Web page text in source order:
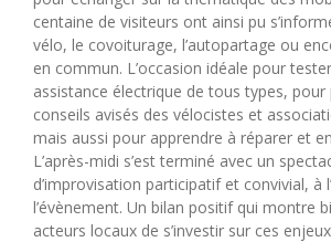
centaine de visiteurs ont ainsi pu
vélo, le covoiturage, l’autopartage ou
en commun. L’occasion idéale pour
assistance électrique de tous types,
conseils avisés des vélocistes et
mais aussi pour apprendre à réparer et
L’après-midi s’est terminé avec un
d’improvisation participatif et convivial, à
l’évènement. Un bilan positif qui montre
acteurs locaux de s’investir sur ces